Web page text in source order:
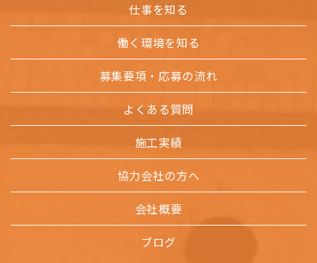
仕事を知る
働く環境を知る
募集要項・応募の流れ
よくある質問
施工実績
協力会社の方へ
会社概要
ブログ